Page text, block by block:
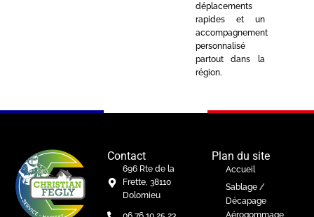
déplacements
rapides et un
accompagnement
personnalisé
partout dans la
région.
Contact
696 Rte de la
Frette, 38110
Dolomieu
Plan du site
Accueil
Sablage /
Décapage